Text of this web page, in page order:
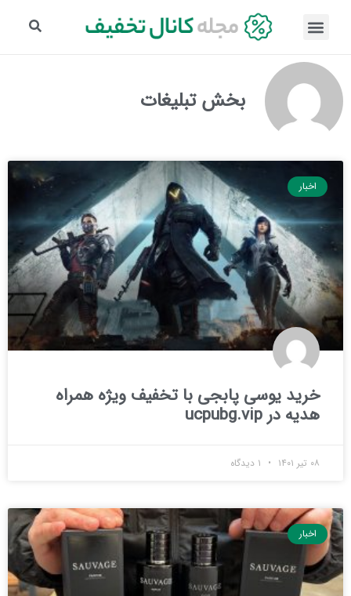
بخش تبلیغات
اخبار
خرید یوسی پابجی با تخفیف ویژه همراه
هدیه در ucpubg.vip
۰۸ تیر ۱۴۰۱
اخبار